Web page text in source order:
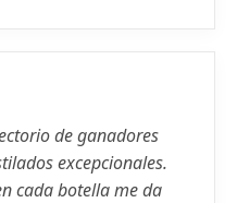
de ganadores
excepcionales.
cada botella me da